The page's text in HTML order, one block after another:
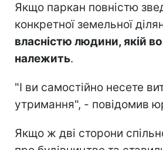
Якщо паркан повністю
конкретної земельної
власністю людини, якій
належить.
"І ви самостійно несете
утримання", - повідомив
Якщо ж дві сторони